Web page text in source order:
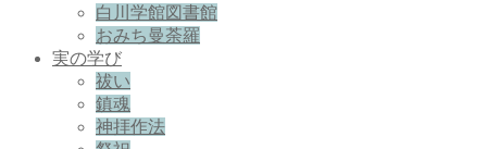
白川学館図書館
おみち曼荼羅
実の学び
祓い
鎮魂
神拝作法